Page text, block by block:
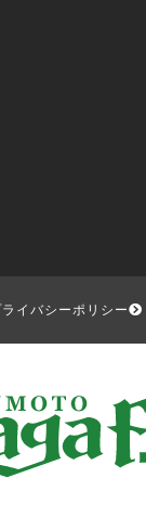
イバシーポリシー